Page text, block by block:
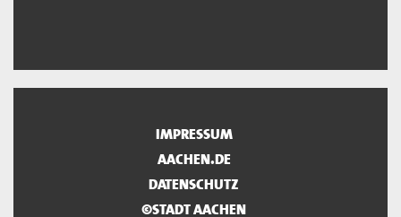
IMPRESSUM
AACHEN.DE
DATENSCHUTZ
©STADT AACHEN